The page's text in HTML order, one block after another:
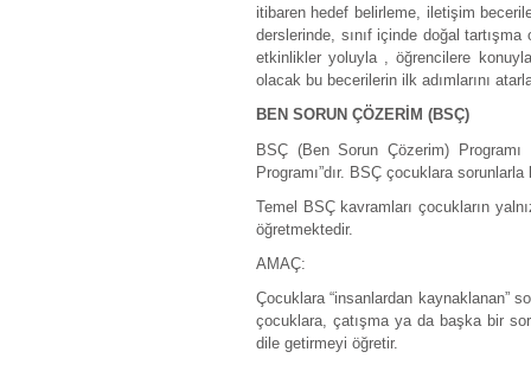
itibaren hedef belirleme, iletişim
derslerinde, sınıf içinde doğal
etkinlikler yoluyla , öğrencilere
olacak bu becerilerin ilk adımlarını
BEN SORUN ÇÖZERİM (BSÇ)
BSÇ (Ben Sorun Çözerim)
Programı”dır. BSÇ çocuklara
Temel BSÇ kavramları çocukların
öğretmektedir.
AMAÇ:
Çocuklara “insanlardan kaynaklanan”
çocuklara, çatışma ya da başka bir
dile getirmeyi öğretir.